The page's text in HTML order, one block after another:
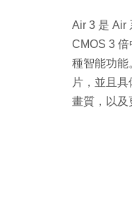
Air 3 是 Air
CMOS 3
種智能功能
片，並且
畫質，以及